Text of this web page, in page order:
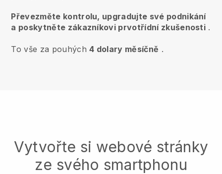
Převezměte kontrolu, upgradujte své podnikání
a poskytněte zákazníkovi prvotřídní zkušenosti .
To vše za pouhých4 dolary měsíčně .
Vytvořte si webové stránky
ze svého smartphonu